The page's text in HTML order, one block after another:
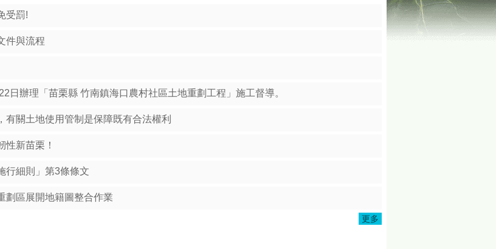
受罰!
件與流程
日辦理「苗栗縣 竹南鎮海口農村社區土地重劃工程」施工督導。
有關土地使用管制是保障既有合法權利
性新苗栗！
行細則」第3條條文
劃區展開地籍圖整合作業
更多